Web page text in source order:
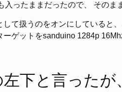
ったままだったので、 そのま
て扱うのをオンにしていると
ゲットをsanduino 1284p
下と言ったが